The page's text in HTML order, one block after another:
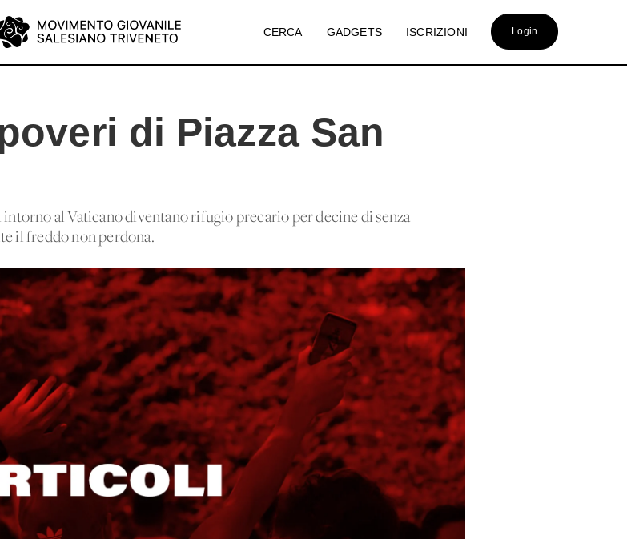
CERCA GADGETS ISCRIZIONI Login
di Piazza San
al Vaticano diventano rifugio precario per decine di senza
il freddo non perdona.